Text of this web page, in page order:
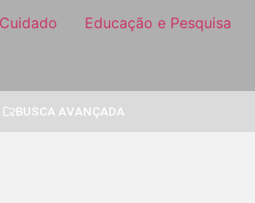
Educação e Pesquisa
BUSCA AVANÇADA